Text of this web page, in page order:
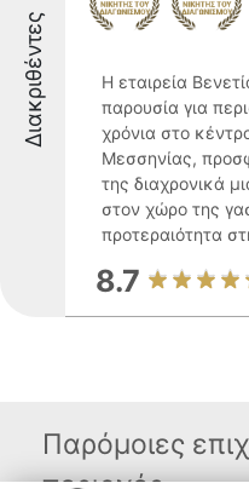
Διακριθέντες
Η εταιρεία
παρουσία για
χρόνια στο
Μεσσηνίας,
της διαχρονικά
στον χώρο της
προτεραιότητα
8.7
Παρόμοιες